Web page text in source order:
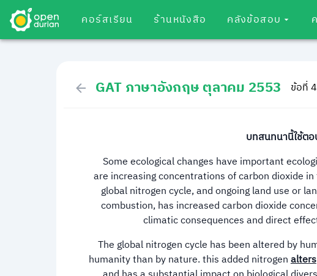
คอร์สเรียน ร้านหนังสือ คลังข้อสอบ
GAT ภาษาอังกฤษ ตุลาคม 2553 ข้อที่
บทสนทนานี้ใช้ต
Some ecological changes have important
are increasing concentrations of carbon dioxide
global nitrogen cycle, and ongoing land use or
combustion, has increased carbon dioxide
climatic consequences and direct
The global nitrogen cycle has been altered by
humanity than by nature. this added nitrogenalters